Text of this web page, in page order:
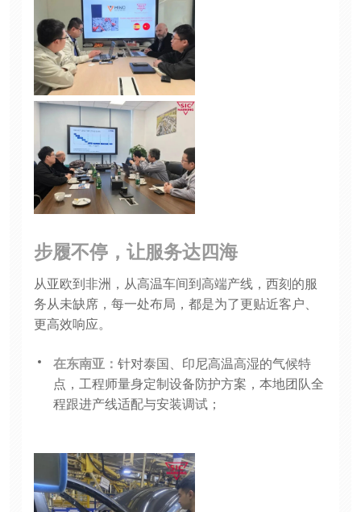
步履不停，让服务达四海
从亚欧到非洲，从高温车间到高端产线，西刻的服
务从未缺席，每一处布局，都是为了更贴近客户、
更高效响应。
在东南亚： 针对泰国、印尼高温高湿的气候特
点，工程师量身定制设备防护方案，本地团队全
程跟进产线适配与安装调试；